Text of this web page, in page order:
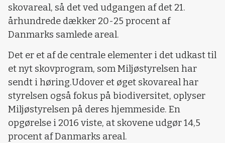
skovareal, så det ved udgangen af det 21.
århundrede dækker 20-25 procent af
Danmarks samlede areal.
Det er et af de centrale elementer i det udkast til
et nyt skovprogram, som Miljøstyrelsen har
sendt i høring.Udover et øget skovareal har
styrelsen også fokus på biodiversitet, oplyser
Miljøstyrelsen på deres hjemmeside. En
opgørelse i 2016 viste, at skovene udgør 14,5
procent af Danmarks areal.